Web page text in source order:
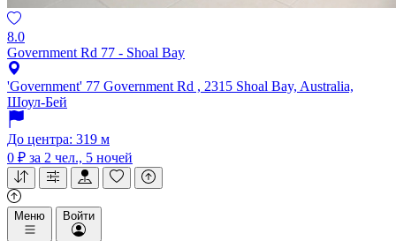
8.0
Government Rd 77 - Shoal Bay
'Government' 77 Government Rd , 2315 Shoal Bay, Australia,
Шоул-Бей
До центра: 319 м
0 ₽ за 2 чел., 5 ночей
Меню Войти